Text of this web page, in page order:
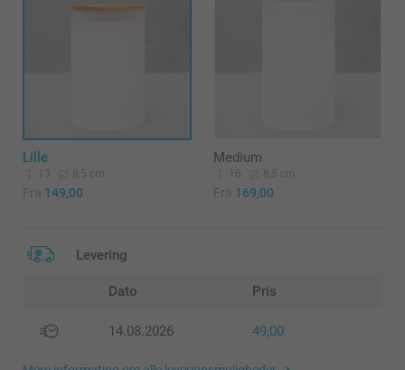
Lille
13 8,5 cm
Fra 149,00
Medium
16 8,5 cm
Fra 169,00
Levering
Dato Pris
14.08.2026 49,00